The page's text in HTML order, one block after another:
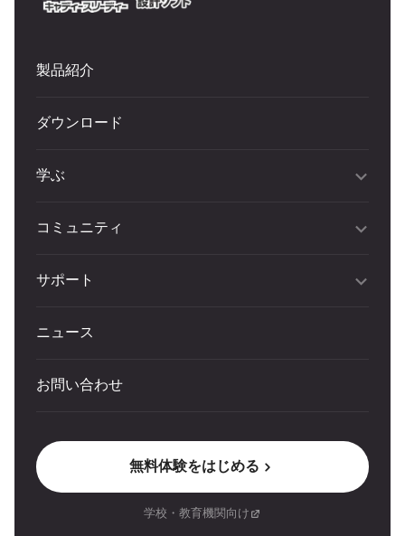
製品紹介
ダウンロード
学ぶ
コミュニティ
サポート
ニュース
お問い合わせ
無料体験をはじめる
学校・教育機関向け